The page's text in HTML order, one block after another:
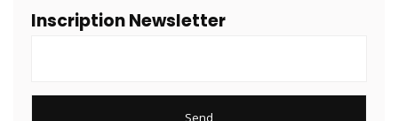
Inscription Newsletter